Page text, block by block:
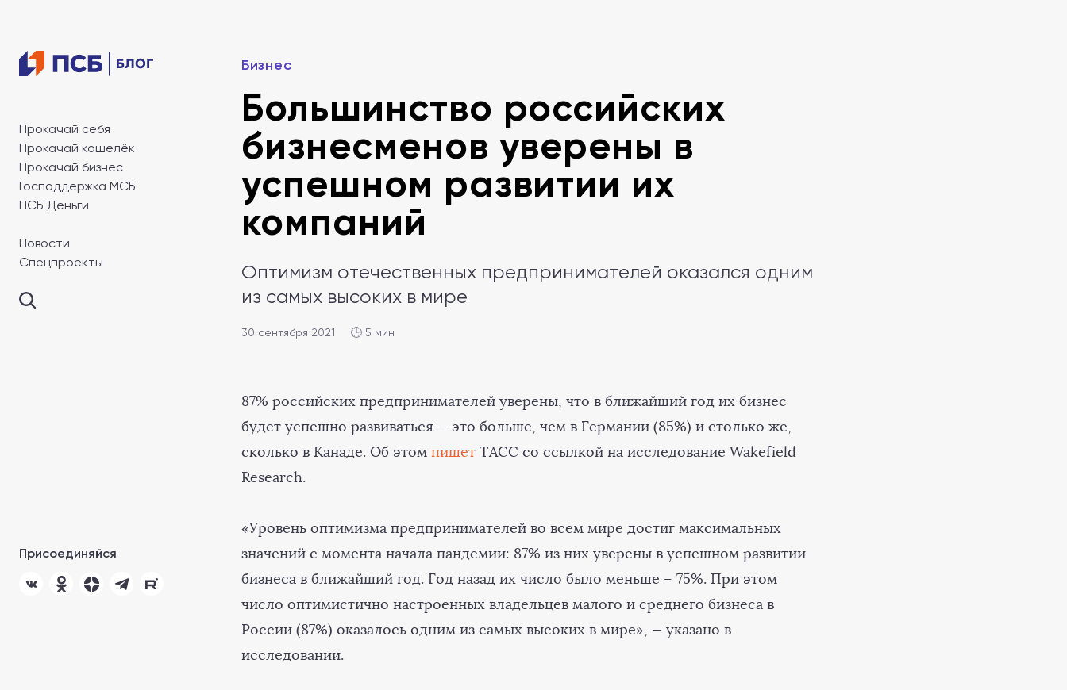
Прокачай себя
Прокачай кошелёк
Прокачай бизнес
Господдержка МСБ
ПСБ Деньги
Новости
Спецпроекты
Присоединяйся
Бизнес
Большинство российских
бизнесменов уверены в
успешном развитии их
компаний
Оптимизм отечественных предпринимателей оказался одним
из самых высоких в мире
30 сентября 2021 🕒 5 мин
87% российских предпринимателей уверены, что в ближайший год их бизнес
будет успешно развиваться — это больше, чем в Германии (85%) и столько же,
сколько в Канаде. Об этом пишет ТАСС со ссылкой на исследование Wakefield
Research.
«Уровень оптимизма предпринимателей во всем мире достиг максимальных
значений с момента начала пандемии: 87% из них уверены в успешном развитии
бизнеса в ближайший год. Год назад их число было меньше – 75%. При этом
число оптимистично настроенных владельцев малого и среднего бизнеса в
России (87%) оказалось одним из самых высоких в мире», — указано в
исследовании.